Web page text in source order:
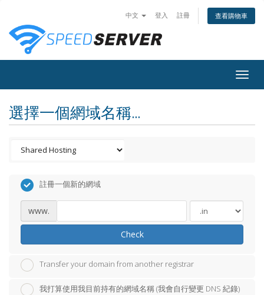
中文 登入 註冊 查看購物車
選擇一個網域名稱...
註冊一個新的網域
www.
Check
Transfer your domain from another registrar
我打算使用我目前持有的網域名稱 (我會自行變更 DNS 紀錄)